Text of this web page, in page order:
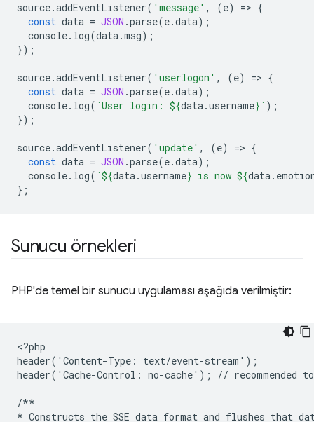
source.addEventListener( 'message' , (e) => {
const data = JSON .parse(e.data);
console. log(data.msg);
});
source.addEventListener( 'userlogon' , (e) => {
const data = JSON .parse(e.data);
console. log( `User login: ${data.username} ` );
});
source.addEventListener( 'update' , (e) => {
const data = JSON .parse(e.data);
console. log( `${data.username} is now ${data.
};
Sunucu örnekleri
PHP'de temel bir sunucu uygulaması aşağıda verilmiştir:
<?php
header('Content-Type: text/event-stream');
header('Cache-Control: no-cache'); // recommended
/**
* Constructs the SSE data format and flushes that